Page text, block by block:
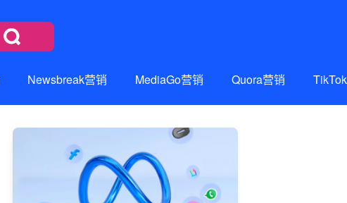
Newsbreak营销 MediaGo营销 Quora营销